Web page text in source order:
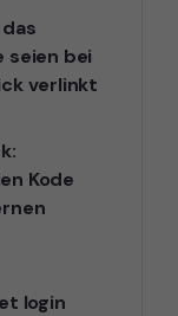
seien bei
verlinkt
Kode
login